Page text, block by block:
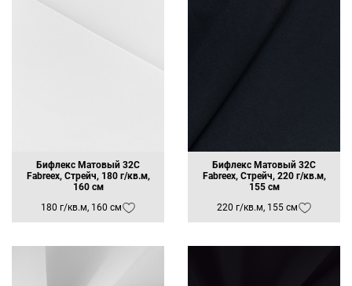
Бифлекс Матовый 32C
Fabreex, Стрейч, 180 г/кв.м,
160 см
180 г/кв.м, 160 см
Бифлекс Матовый 32C
Fabreex, Стрейч, 220 г/кв.м,
155 см
220 г/кв.м, 155 см